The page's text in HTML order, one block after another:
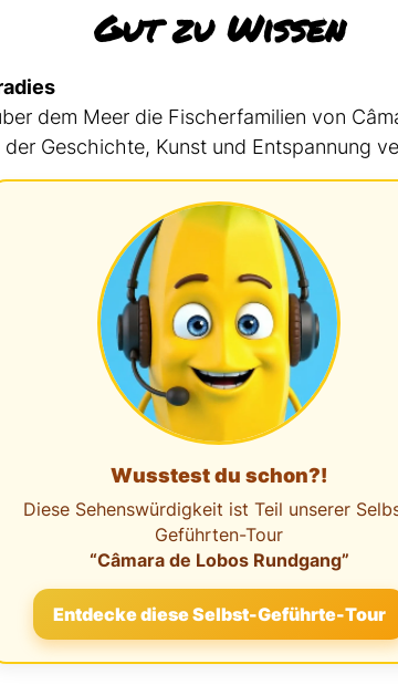
Gut zu Wissen
dem Meer die Fischerfamilien von
Geschichte, Kunst und Entspannung
Wusstest du schon?!
Diese Sehenswürdigkeit ist Teil unserer
Geführten-Tour
“Câmara de Lobos Rundgang”
Entdecke diese Selbst-Geführte-Tour